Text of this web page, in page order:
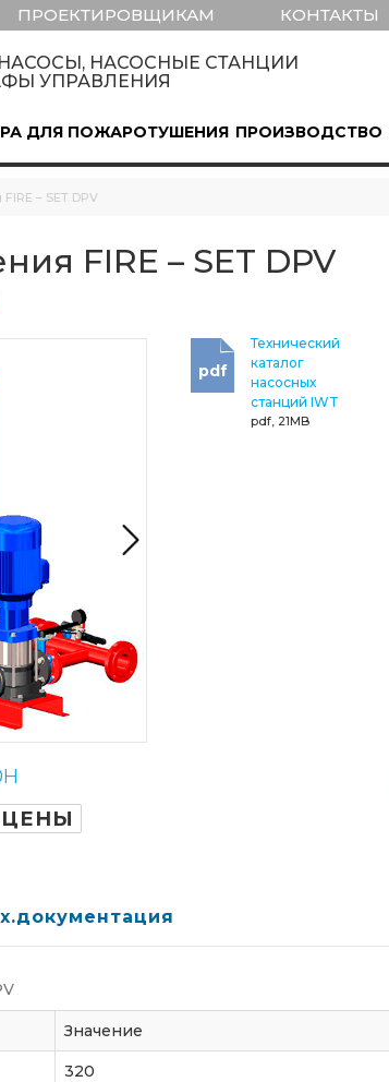
ПРОЕКТИРОВЩИКАМ КОНТАКТЫ
НАСОСНЫЕ СТАНЦИИ
УПРАВЛЕНИЯ
ДЛЯ ПОЖАРОТУШЕНИЯ ПРОИЗВОДСТВО
– SET DPV
FIRE – SET DPV
Технический
каталог
наcосных
станций IWT
pdf, 21MB
pdf
Значение
320